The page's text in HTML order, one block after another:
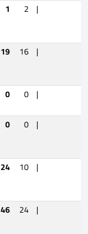
1 2 |
19 16 |
0 0 |
0 0 |
24 10 |
46 24 |